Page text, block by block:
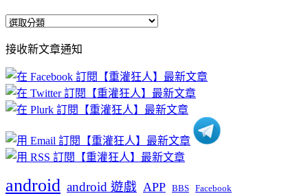
全
文
章
分
類
接收新文章通知
android android 遊戲 APP BBS Facebook